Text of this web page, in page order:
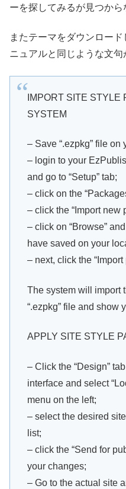
ーを探してみるが見つから
またテーマをダウンロー
ニュアルと同じような文句
IMPORT SITE STYLE
SYSTEM
– Save “.ezpkg” file on
– login to your
and go to “Setup” tab;
– click on the
– click the “Import new
– click on “Browse”
have saved on your
– next, click the “Import
The system will import
“.ezpkg” file and show
APPLY SITE STYLE
– Click the “Design”
interface and select
menu on the left;
– select the desired
list;
– click the “Send for
your changes;
– Go to the actual site